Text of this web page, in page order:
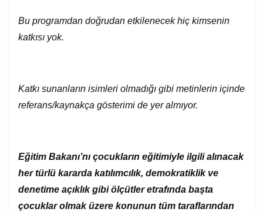
Bu programdan doğrudan etkilenecek hiç kimsenin
katkısı yok.
Katkı sunanların isimleri olmadığı gibi metinlerin içinde
referans/kaynakça gösterimi de yer almıyor.
Eğitim Bakanı’nı çocukların eğitimiyle ilgili alınacak
her türlü kararda katılımcılık, demokratiklik ve
denetime açıklık gibi ölçütler etrafında başta
çocuklar olmak üzere konunun tüm taraflarından